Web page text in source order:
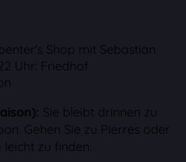
Shop mit Sebastian
Uhr: Friedhof
Sie bleibt drinnen zu
Gehen Sie zu Pierres oder
leicht zu finden.